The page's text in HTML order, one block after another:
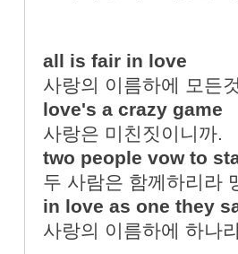
all is fair in love
사랑의 이름하에 모든
love's a crazy game
사랑은 미친짓이니까.
two people vow to
두 사람은 함께하리라
in love as one they
사랑의 이름하에 하나